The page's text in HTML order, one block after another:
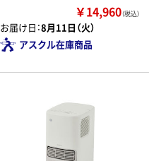
￥14,960（税込）
お届け日：8月11日（火）
アスクル在庫商品